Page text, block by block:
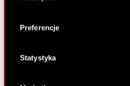
lokalizacji geograficznej z
Identyfikować Twoje
analizując
palca)
osobiste dane są
Preferencje
Statystyka
PDF
subskrypcyjne serii C,
Raport bieżący nr 95/